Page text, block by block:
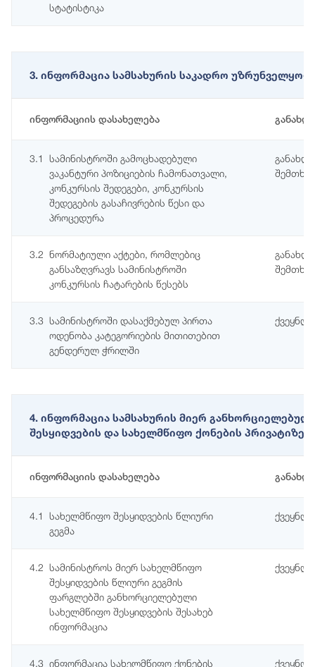
სტატისტიკა
3. ინფორმაცია სამსახურის საკადრო
ინფორმაციის დასახელება
3.1
სამინისტროში გამოცხადებული
ვაკანტური პოზიციების ჩამონათვალი,
კონკურსის შედეგები, კონკურსის
შედეგების გასაჩივრების წესი და
პროცედურა
3.2 ნორმატიული აქტები, რომლებიც
განსაზღვრავს სამინისტროში
კონკურსის ჩატარების წესებს
3.3 სამინისტროში დასაქმებულ პირთა
ოდენობა კატეგორიების მითითებით
გენდერულ ჭრილში
4. ინფორმაცია სამსახურის მიერ
შესყიდვების და სახელმწიფო ქონების
ინფორმაციის დასახელება
4.1
სახელმწიფო შესყიდვების წლიური
გეგმა
4.2 სამინისტროს მიერ სახელმწიფო
შესყიდვების წლიური გეგმის
ფარგლებში განხორციელებული
სახელმწიფო შესყიდვების შესახებ
ინფორმაცია
4.3 ინფორმაცია სახელმწიფო ქონების